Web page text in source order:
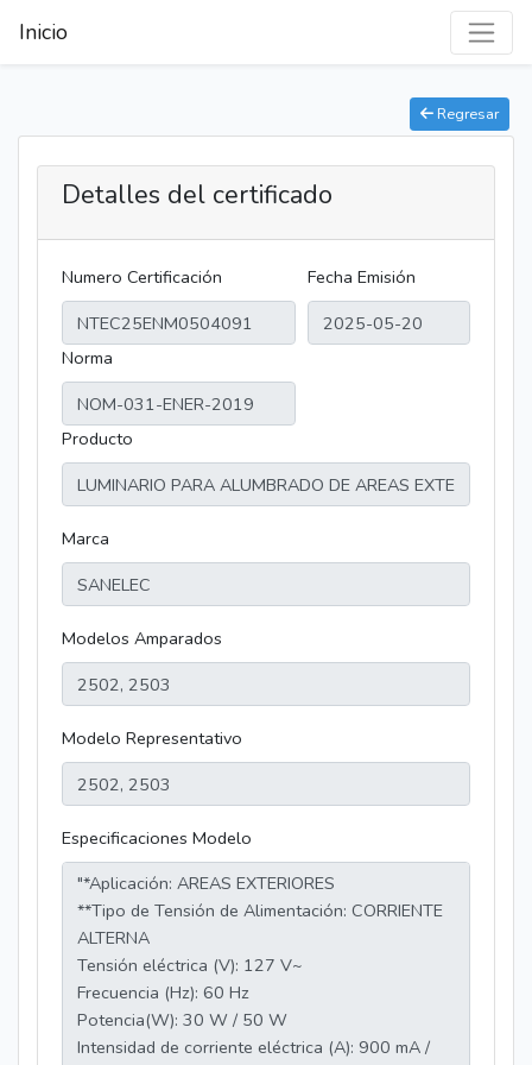
Inicio
Regresar
Detalles del certificado
Numero Certificación Fecha Emisión
Norma
Producto
Marca
Modelos Amparados
Modelo Representativo
Especificaciones Modelo